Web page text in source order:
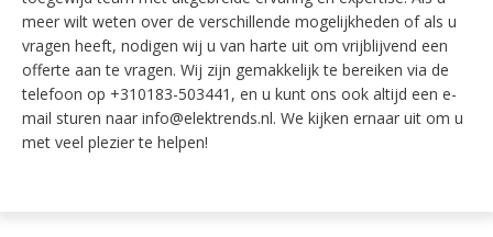
meer wilt weten over de verschillende mogelijkheden of als u
vragen heeft, nodigen wij u van harte uit om vrijblijvend een
offerte aan te vragen. Wij zijn gemakkelijk te bereiken via de
telefoon op +310183-503441, en u kunt ons ook altijd een e-
mail sturen naar info@elektrends.nl. We kijken ernaar uit om u
met veel plezier te helpen!